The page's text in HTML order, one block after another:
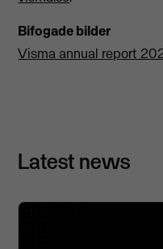
Bifogade bilder
Visma annual report
Latest news